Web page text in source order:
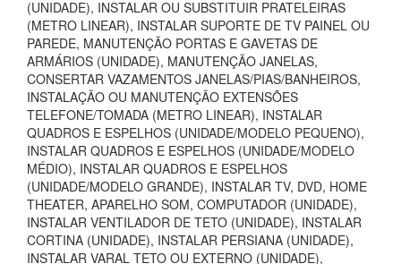
(UNIDADE), INSTALAR OU SUBSTITUIR PRATELEIRAS
(METRO LINEAR), INSTALAR SUPORTE DE TV PAINEL OU
PAREDE, MANUTENÇÃO PORTAS E GAVETAS DE
ARMÁRIOS (UNIDADE), MANUTENÇÃO JANELAS,
CONSERTAR VAZAMENTOS JANELAS/PIAS/BANHEIROS,
INSTALAÇÃO OU MANUTENÇÃO EXTENSÕES
TELEFONE/TOMADA (METRO LINEAR), INSTALAR
QUADROS E ESPELHOS (UNIDADE/MODELO PEQUENO),
INSTALAR QUADROS E ESPELHOS (UNIDADE/MODELO
MÉDIO), INSTALAR QUADROS E ESPELHOS
(UNIDADE/MODELO GRANDE), INSTALAR TV, DVD, HOME
THEATER, APARELHO SOM, COMPUTADOR (UNIDADE),
INSTALAR VENTILADOR DE TETO (UNIDADE), INSTALAR
CORTINA (UNIDADE), INSTALAR PERSIANA (UNIDADE),
INSTALAR VARAL TETO OU EXTERNO (UNIDADE),